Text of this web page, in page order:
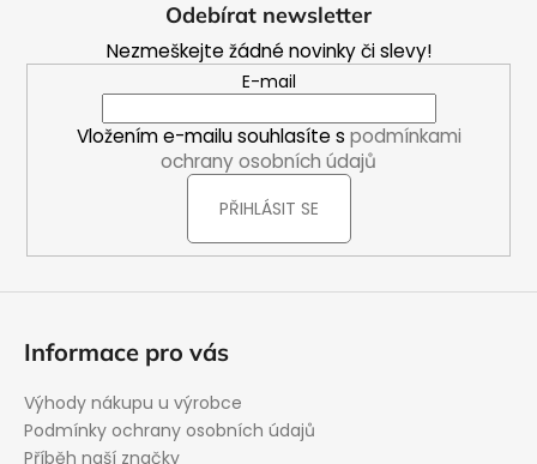
Odebírat newsletter
Nezmeškejte žádné novinky či slevy!
E-mail
Vložením e-mailu souhlasíte s podmínkami
ochrany osobních údajů
PŘIHLÁSIT SE
Informace pro vás
Výhody nákupu u výrobce
Podmínky ochrany osobních údajů
Příběh naší značky